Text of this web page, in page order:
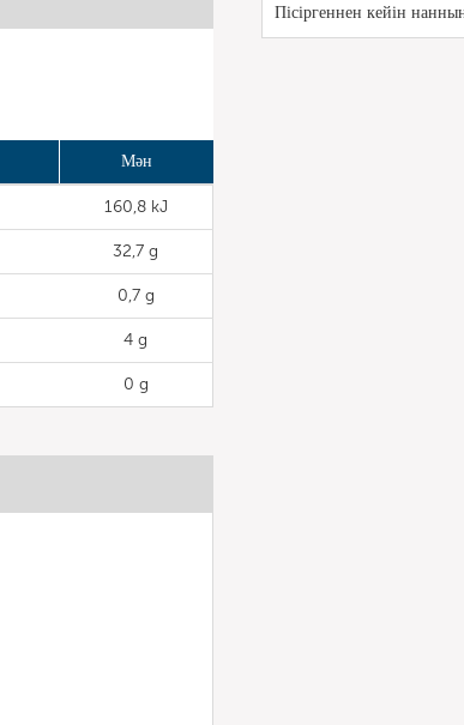
Мән
160,8 kJ
32,7 g
0,7 g
4 g
0 g
Пісіргеннен кейін